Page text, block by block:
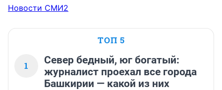
Новости СМИ2
ТОП 5
1
Север бедный, юг богатый:
журналист проехал все города
Башкирии — какой из них